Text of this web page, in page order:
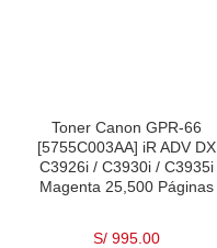
Toner Canon GPR-66
[5755C003AA] iR ADV DX
C3926i / C3930i / C3935i
Magenta 25,500 Páginas
S/ 995.00